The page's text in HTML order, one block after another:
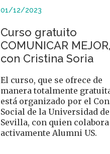
01/12/2023
Curso gratuito
COMUNICAR MEJOR,
con Cristina Soria
El curso, que se ofrece de
manera totalmente
está organizado por el
Social de la Universidad de
Sevilla, con quien colabora
activamente Alumni US.